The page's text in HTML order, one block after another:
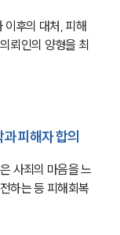
이후의 대처, 피해
뢰인의 양형을 최
피해자 합의
사죄의 마음을 느
하는 등 피해회복